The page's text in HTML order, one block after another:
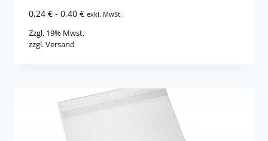
0,24 € - 0,40 € exkl. MwSt.
Zzgl. 19% Mwst.
zzgl.Versand